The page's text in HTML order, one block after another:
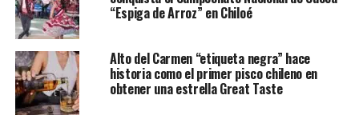
“Espiga de Arroz” en Chiloé
Alto del Carmen “etiqueta negra” hace
historia como el primer pisco chileno en
obtener una estrella Great Taste